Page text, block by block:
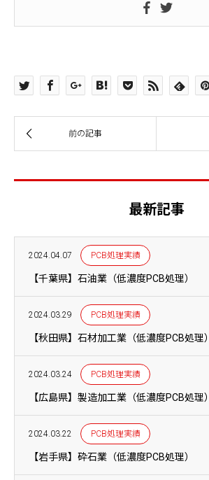
最新記事
2024.04.07 PCB処理実績
【千葉県】石油業（低濃度PCB処理）
2024.03.29 PCB処理実績
【秋田県】石材加工業（低濃度PCB処理）
2024.03.24 PCB処理実績
【広島県】製造加工業（低濃度PCB処理）
2024.03.22 PCB処理実績
【岩手県】砕石業（低濃度PCB処理）